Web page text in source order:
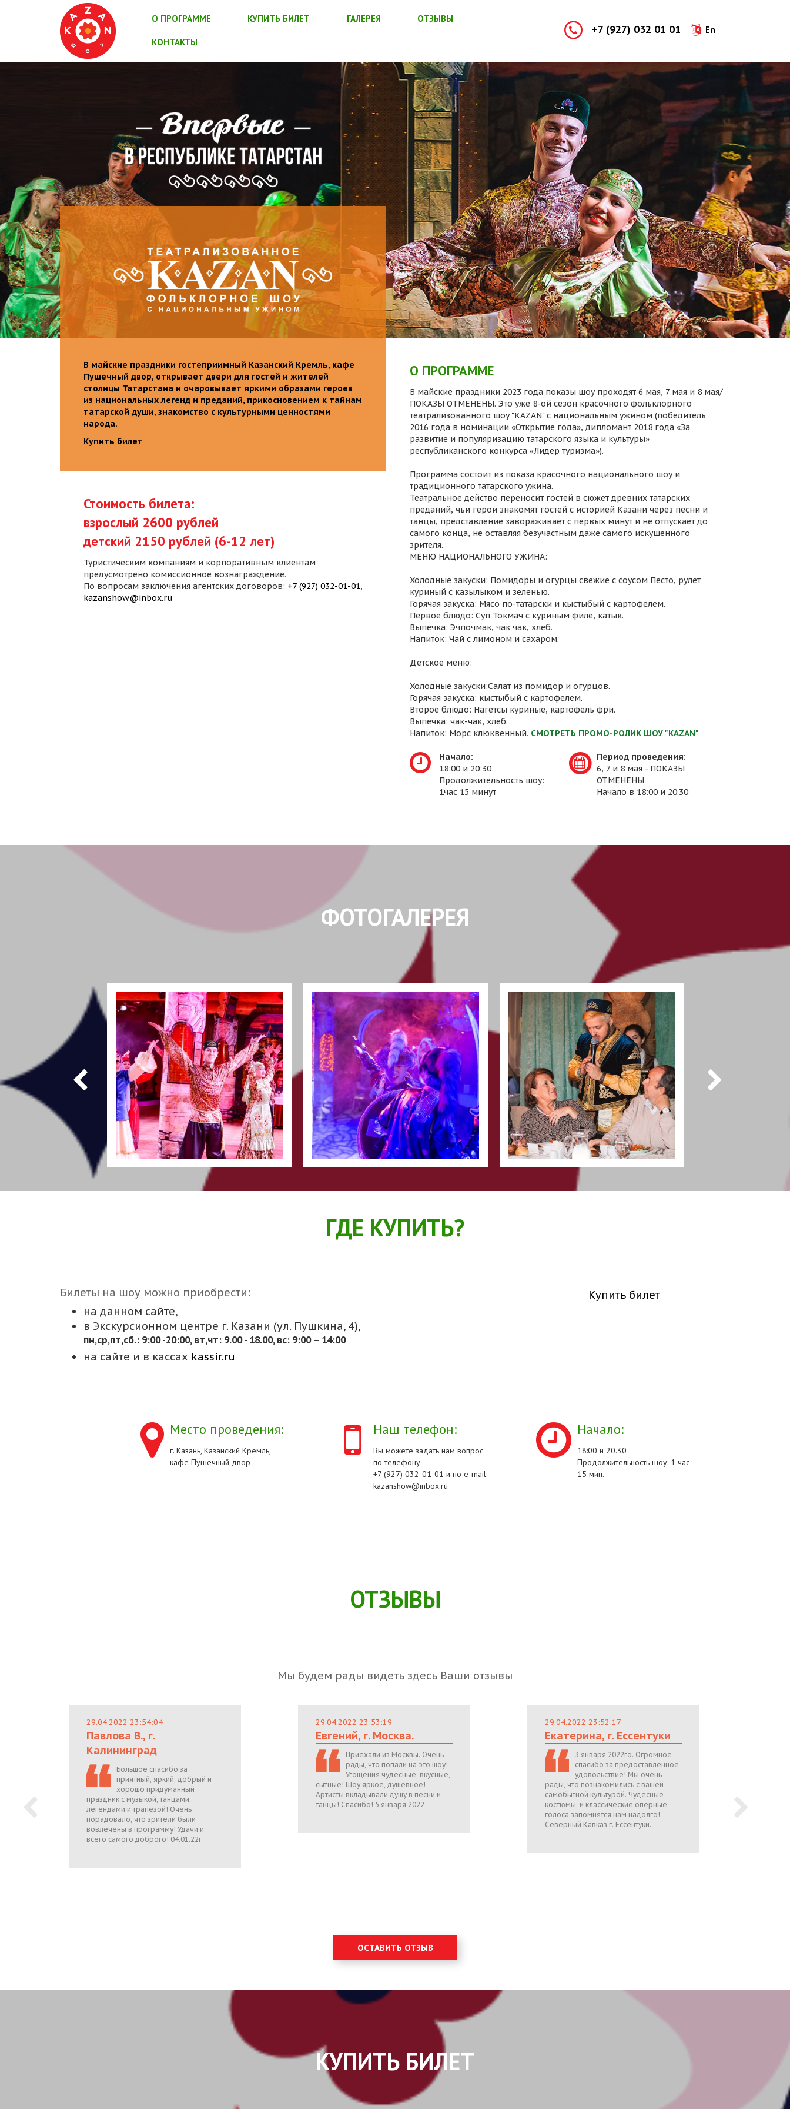
О ПРОГРАММЕ КУПИТЬ БИЛЕТ ГАЛЕРЕЯ ОТЗЫВЫ
КОНТАКТЫ
+7 (927) 032 01 01 En
В майские праздники гостеприимный Казанский Кремль, кафе
Пушечный двор, открывает двери для гостей и жителей
столицы Татарстана и очаровывает яркими образами героев
из национальных легенд и преданий, прикосновением к тайнам
татарской души, знакомство с культурными ценностями
народа.
Купить билет
Стоимость билета:
взрослый 2600 рублей
детский 2150 рублей (6-12 лет)
Туристическим компаниям и корпоративным клиентам
предусмотрено комиссионное вознаграждение.
По вопросам заключения агентских договоров: +7 (927) 032-01-01,
kazanshow@inbox.ru
О ПРОГРАММЕ
В майские праздники 2023 года показы шоу проходят 6 мая, 7 мая и 8 мая/
ПОКАЗЫ ОТМЕНЕНЫ. Это уже 8-ой сезон красочного фольклорного
театрализованного шоу "KAZAN" с национальным ужином (победитель
2016 года в номинации «Открытие года», дипломант 2018 года «За
развитие и популяризацию татарского языка и культуры»
республиканского конкурса «Лидер туризма»).
Программа состоит из показа красочного национального шоу и
традиционного татарского ужина.
Театральное действо переносит гостей в сюжет древних татарских
преданий, чьи герои знакомят гостей с историей Казани через песни и
танцы, представление завораживает с первых минут и не отпускает до
самого конца, не оставляя безучастным даже самого искушенного
зрителя.
МЕНЮ НАЦИОНАЛЬНОГО УЖИНА:
Холодные закуски: Помидоры и огурцы свежие с соусом Песто, рулет
куриный с казылыком и зеленью.
Горячая закуска: Мясо по-татарски и кыстыбый с картофелем.
Первое блюдо: Суп Токмач с куриным филе, катык.
Выпечка: Эчпочмак, чак чак, хлеб.
Напиток: Чай с лимоном и сахаром.
Детское меню:
Холодные закуски:Салат из помидор и огурцов.
Горячая закуска: кыстыбый с картофелем.
Второе блюдо: Нагетсы куриные, картофель фри.
Выпечка: чак-чак, хлеб.
Напиток: Морс клюквенный. СМОТРЕТЬ ПРОМО-РОЛИК ШОУ "KAZAN"
Начало:
18:00 и 20:30
Продолжительность шоу:
1час 15 минут
Период проведения:
6, 7 и 8 мая - ПОКАЗЫ
ОТМЕНЕНЫ
Начало в 18:00 и 20.30
ФОТОГАЛЕРЕЯ
ГДЕ КУПИТЬ?
Билеты на шоу можно приобрести:
на данном сайте,
в Экскурсионном центре г. Казани (ул. Пушкина, 4),
пн,cр,пт,сб.: 9:00 -20:00, вт,чт: 9.00 - 18.00, вс: 9:00 – 14:00
на сайте и в кассах kassir.ru
Купить билет
Место проведения:
г. Казань, Казанский Кремль,
кафе Пушечный двор
Наш телефон:
Вы можете задать нам вопрос
по телефону
+7 (927) 032-01-01 и по e-mail:
kazanshow@inbox.ru
Начало:
18:00 и 20.30
Продолжительность шоу: 1 час
15 мин.
ОТЗЫВЫ
Мы будем рады видеть здесь Ваши отзывы
29.04.2022 23:54:04
Павлова В., г.
Калининград
Большое спасибо за
приятный, яркий, добрый и
хорошо придуманный
праздник с музыкой, танцами,
легендами и трапезой! Очень
порадовало, что зрители были
вовлечены в программу! Удачи и
всего самого доброго! 04.01.22г
29.04.2022 23:53:19
Евгений, г. Москва.
Приехали из Москвы. Очень
рады, что попали на это шоу!
Угощения чудесные, вкусные,
сытные! Шоу яркое, душевное!
Артисты вкладывали душу в песни и
танцы! Спасибо! 5 января 2022
29.04.2022 23:52:17
Екатерина, г. Ессентуки
3 января 2022го. Огромное
спасибо за предоставленное
удовольствие! Мы очень
рады, что познакомились с вашей
самобытной культурой. Чудесные
костюмы, и классические оперные
голоса запомнятся нам надолго!
Северный Кавказ г. Ессентуки.
ОСТАВИТЬ ОТЗЫВ
КУПИТЬ БИЛЕТ